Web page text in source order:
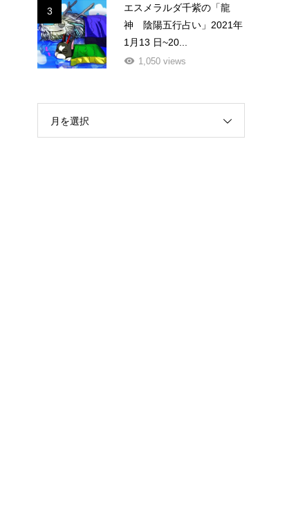
3
エスメラルダ千紫の「龍
神 陰陽五行占い」2021年
1月13 日~20...
1,050 views
月を選択